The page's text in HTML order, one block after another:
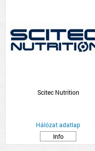
Scitec Nutrition
Hálózat adatlap
Info